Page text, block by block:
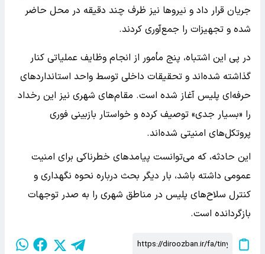
جریان قرار داد و نیروها نیز ظرف چند دقیقه در محل حاضر
شده و تجهیزات را جمع‌آوری کردند.
در پی این اشتباه، پنج مأمور از انجام وظایف عملیاتی کنار
گذاشته شده‌اند و تحقیقات داخلی توسط واحد استانداردهای
حرفه‌ای پلیس آغاز شده است. مقام‌های شهری نیز این رخداد
را «بسیار جدی» توصیف کرده و خواستار بازبینی فوری
پروتکل‌های امنیتی شده‌اند.
این حادثه، که می‌توانست پیامدهای خطرناکی برای امنیت
عمومی داشته باشد، بار دیگر بحث درباره نحوه نگهداری و
کنترل سلاح‌های پلیس در مناطق شهری را به صدر توجهات
بازگردانده است.